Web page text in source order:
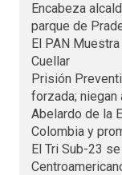
Encabeza
parque de
El PAN
Cuellar
Prisión
forzada;
Abelardo de la
Colombia y
El Tri Sub-23